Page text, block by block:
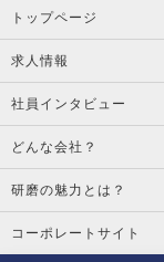
トップページ
求人情報
社員インタビュー
どんな会社？
研磨の魅力とは？
コーポレートサイト